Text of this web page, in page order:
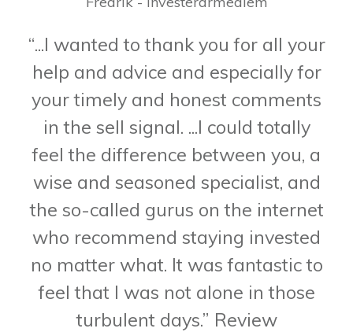
“...I wanted to thank you for all your
help and advice and especially for
your timely and honest comments
in the sell signal. ...I could totally
feel the difference between you, a
wise and seasoned specialist, and
the so-called gurus on the internet
who recommend staying invested
no matter what. It was fantastic to
feel that I was not alone in those
turbulent days.” Review